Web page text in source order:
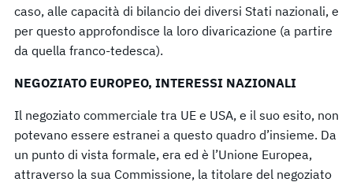
caso, alle capacità di bilancio dei diversi Stati nazionali, e
per questo approfondisce la loro divaricazione (a partire
da quella franco-tedesca).
NEGOZIATO EUROPEO, INTERESSI NAZIONALI
Il negoziato commerciale tra UE e USA, e il suo esito, non
potevano essere estranei a questo quadro d’insieme. Da
un punto di vista formale, era ed è l’Unione Europea,
attraverso la sua Commissione, la titolare del negoziato